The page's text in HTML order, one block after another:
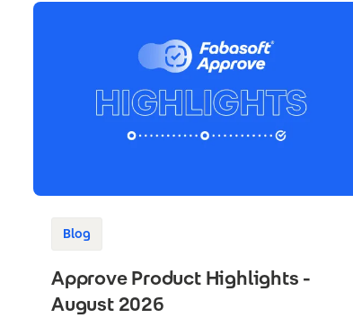
Blog
Approve Product Highlights -
August 2026